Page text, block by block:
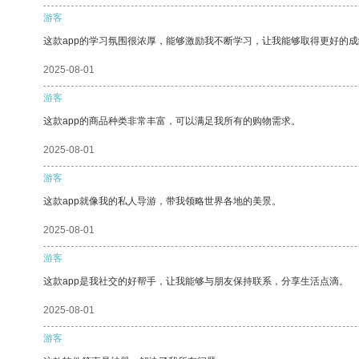
游客
这款app的学习氛围很浓厚，能够激励我不断学习，让我能够取得更好的
2025-08-01
游客
这款app的商品种类非常丰富，可以满足我所有的购物需求。
2025-08-01
游客
这款app就像我的私人导游，带我领略世界各地的美景。
2025-08-01
游客
这款app是我社交的好帮手，让我能够与朋友保持联系，分享生活点滴。
2025-08-01
游客